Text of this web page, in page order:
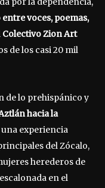
voces, poemas,
Colectivo Zion Art
de los casi 20 mil
de lo prehispánico y
hacia la
experiencia
del Zócalo,
herederos de
en el